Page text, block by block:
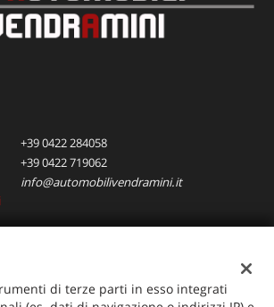
+39 0422 284058
+39 0422 719062
info@automobilivendramini.it
srl
di terze parti in esso integrati